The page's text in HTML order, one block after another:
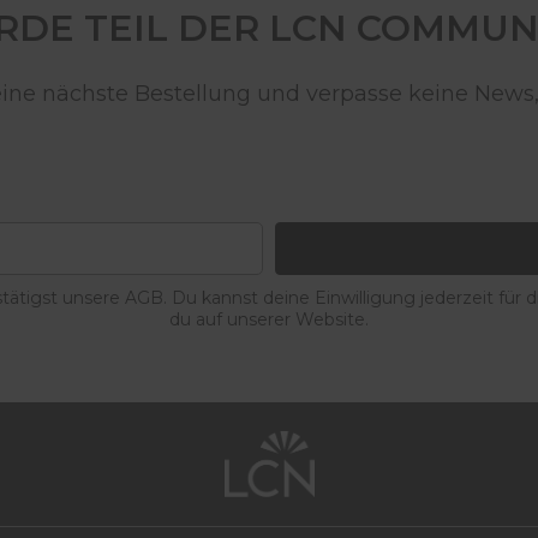
TEIL DER LCN
nächste Bestellung und verpasse keine
unsere AGB. Du kannst deine Einwilligung jederzeit
du auf unserer Website.